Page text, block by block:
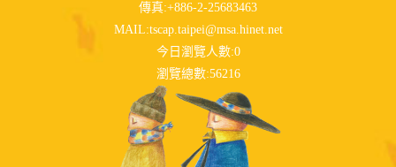
傳真:+886-2-25683463
MAIL:tscap.taipei@msa.hinet.net
今日瀏覽人數:0
瀏覽總數:56216